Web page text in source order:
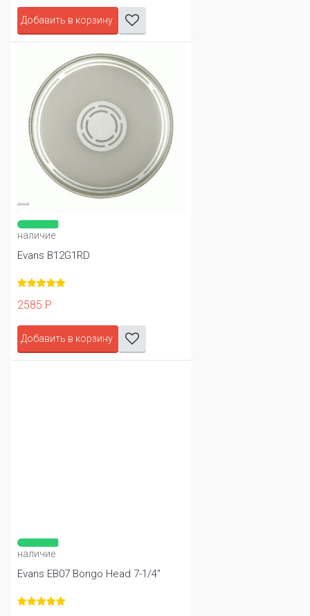
наличие
Evans EB07 Bongo Head 7-1/4"
наличие
Evans B12G1RD
2585 Р
Добавить в корзину
Добавить в корзину